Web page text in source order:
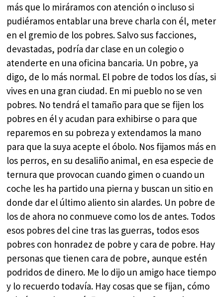
más que lo miráramos con atención o incluso si
pudiéramos entablar una breve charla con él, meter
en el gremio de los pobres. Salvo sus facciones,
devastadas, podría dar clase en un colegio o
atenderte en una oficina bancaria. Un pobre, ya
digo, de lo más normal. El pobre de todos los días, si
vives en una gran ciudad. En mi pueblo no se ven
pobres. No tendrá el tamaño para que se fijen los
pobres en él y acudan para exhibirse o para que
reparemos en su pobreza y extendamos la mano
para que la suya acepte el óbolo. Nos fijamos más en
los perros, en su desaliño animal, en esa especie de
ternura que provocan cuando gimen o cuando un
coche les ha partido una pierna y buscan un sitio en
donde dar el último aliento sin alardes. Un pobre de
los de ahora no conmueve como los de antes. Todos
esos pobres del cine tras las guerras, todos esos
pobres con honradez de pobre y cara de pobre. Hay
personas que tienen cara de pobre, aunque estén
podridos de dinero. Me lo dijo un amigo hace tiempo
y lo recuerdo todavía. Hay cosas que se fijan, cómo